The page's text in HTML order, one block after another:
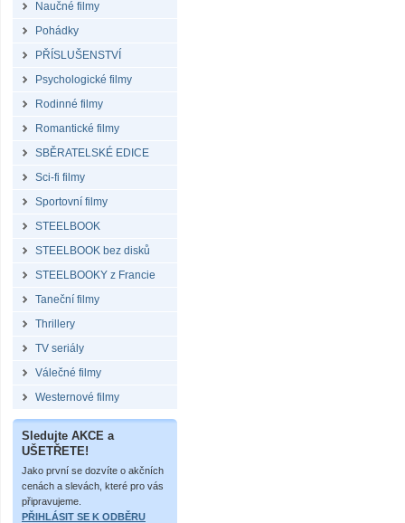
Naučné filmy
Pohádky
PŘÍSLUŠENSTVÍ
Psychologické filmy
Rodinné filmy
Romantické filmy
SBĚRATELSKÉ EDICE
Sci-fi filmy
Sportovní filmy
STEELBOOK
STEELBOOK bez disků
STEELBOOKY z Francie
Taneční filmy
Thrillery
TV seriály
Válečné filmy
Westernové filmy
Sledujte AKCE a
UŠETŘETE!
Jako první se dozvíte o akčních
cenách a slevách, které pro vás
připravujeme.
PŘIHLÁSIT SE K ODBĚRU